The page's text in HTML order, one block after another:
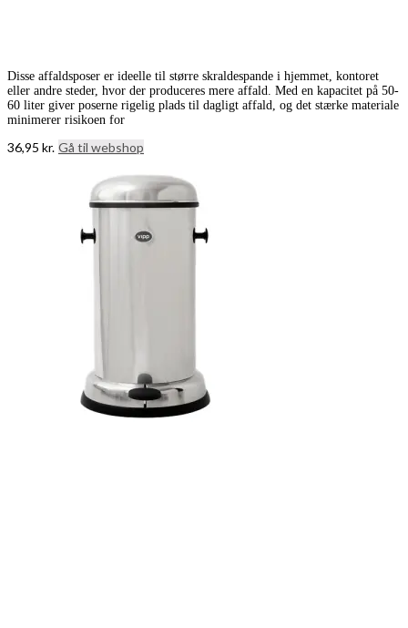
Disse affaldsposer er ideelle til større skraldespande i hjemmet, kontoret
eller andre steder, hvor der produceres mere affald. Med en kapacitet på 50-
60 liter giver poserne rigelig plads til dagligt affald, og det stærke materiale
minimerer risikoen for
36,95 kr. Gå til webshop